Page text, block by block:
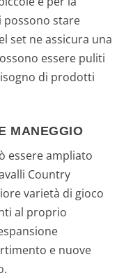
possono stare
set ne assicura una
essere puliti
di prodotti
MANEGGIO
essere ampliato
Country
varietà di gioco
al proprio
e nuove